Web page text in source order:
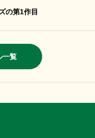
の第1作目
一覧